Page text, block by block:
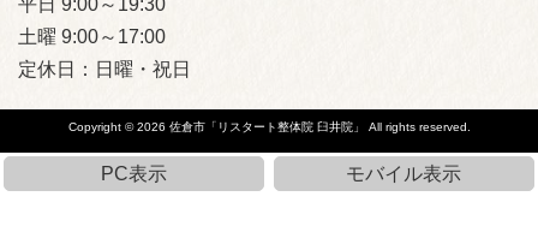
土曜 9:00～17:00
定休日：日曜・祝日
Copyright © 2026 佐倉市「リスタート整体院 臼井院」 All rights reserved.
PC表示 モバイル表示